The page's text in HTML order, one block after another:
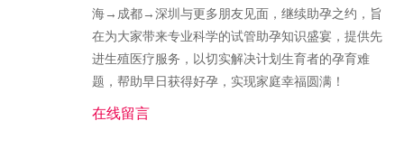
海→成都→深圳与更多朋友见面，继续助孕之约，旨
在为大家带来专业科学的试管助孕知识盛宴，提供先
进生殖医疗服务，以切实解决计划生育者的孕育难
题，帮助早日获得好孕，实现家庭幸福圆满！
在线留言